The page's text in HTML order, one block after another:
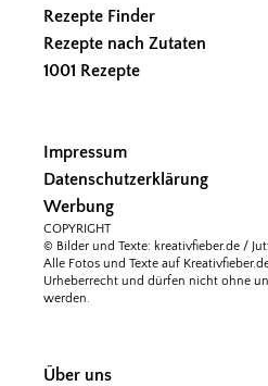
Rezepte Finder
Rezepte nach Zutaten
1001 Rezepte
Impressum
Datenschutzerklärung
Werbung
COPYRIGHT
© Bilder und Texte: kreativfieber.de /
Alle Fotos und Texte auf
Urheberrecht und dürfen nicht ohne
werden.
Über uns